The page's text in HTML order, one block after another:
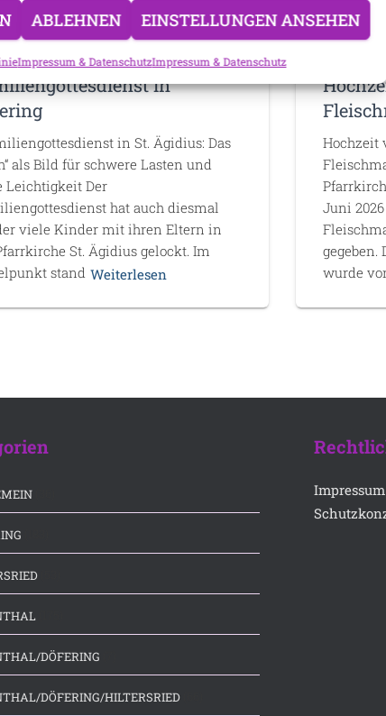
ABLEHNEN EINSTELLUNGEN ANSEHEN
Impressum & DatenschutzImpressum & Datenschutz
in
in St. Ägidius: Das
als Bild für schwere Lasten und
Leichtigkeit Der
hat auch diesmal
viele Kinder mit ihren Eltern in
St. Ägidius gelockt. Im
stand Weiterlesen
Hochzeit
Juni
gegeben.
wurde
DÖFERING
DÖFERING/HILTERSRIED